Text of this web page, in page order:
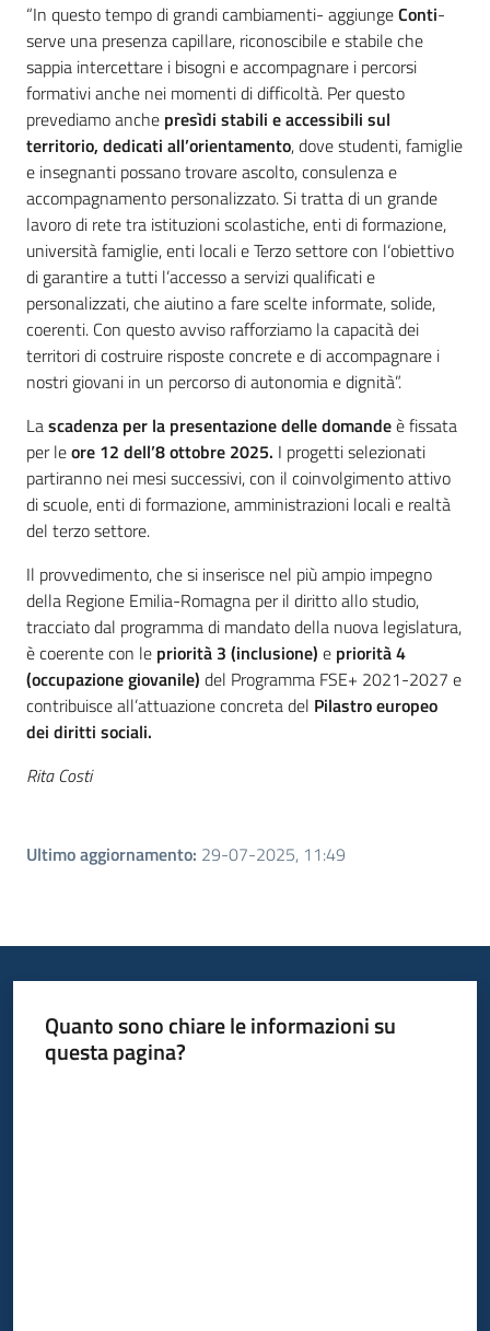
“In questo tempo di grandi cambiamenti- aggiungeConti-
serve una presenza capillare, riconoscibile e stabile che
sappia intercettare i bisogni e accompagnare i percorsi
formativi anche nei momenti di difficoltà. Per questo
prevediamo anche presìdi stabili e accessibili sul
territorio, dedicati all’orientamento, dove studenti, famiglie
e insegnanti possano trovare ascolto, consulenza e
accompagnamento personalizzato. Si tratta di un grande
lavoro di rete tra istituzioni scolastiche, enti di formazione,
università famiglie, enti locali e Terzo settore con l‘obiettivo
di garantire a tutti l’accesso a servizi qualificati e
personalizzati, che aiutino a fare scelte informate, solide,
coerenti. Con questo avviso rafforziamo la capacità dei
territori di costruire risposte concrete e di accompagnare i
nostri giovani in un percorso di autonomia e dignità”.
Lascadenza per la presentazione delle domandeè fissata
per leore 12 dell’8 ottobre 2025. I progetti selezionati
partiranno nei mesi successivi, con il coinvolgimento attivo
di scuole, enti di formazione, amministrazioni locali e realtà
del terzo settore.
Il provvedimento, che si inserisce nel più ampio impegno
della Regione Emilia-Romagna per il diritto allo studio,
tracciato dal programma di mandato della nuova legislatura,
è coerente con le priorità 3 (inclusione) e priorità 4
(occupazione giovanile) del Programma FSE+ 2021-2027 e
contribuisce all’attuazione concreta del Pilastro europeo
dei diritti sociali.
Rita Costi
Ultimo aggiornamento: 29-07-2025, 11:49
Quanto sono chiare le informazioni su
questa pagina?